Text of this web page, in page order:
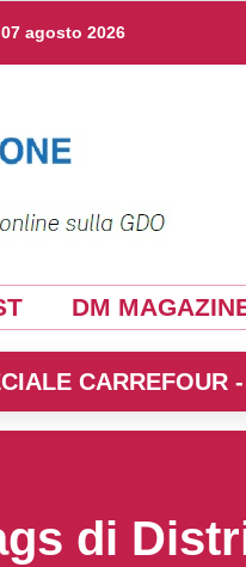
agosto 2026
DM
CARREFOUR
di